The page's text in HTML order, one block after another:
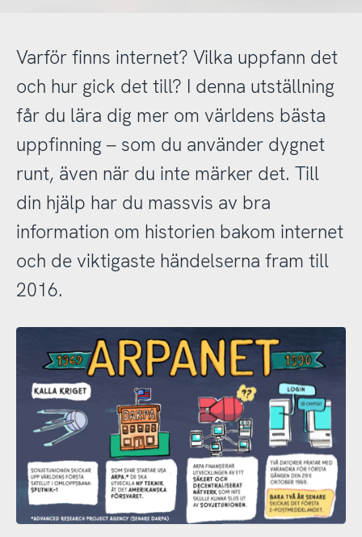
Varför finns internet? Vilka uppfann det
och hur gick det till? I denna utställning
får du lära dig mer om världens bästa
uppfinning – som du använder dygnet
runt, även när du inte märker det. Till
din hjälp har du massvis av bra
information om historien bakom internet
och de viktigaste händelserna fram till
2016.